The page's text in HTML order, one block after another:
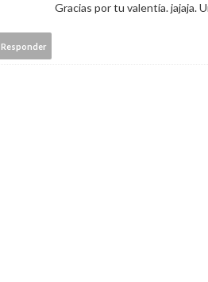
Gracias por tu valentía. jajaja.
Responder